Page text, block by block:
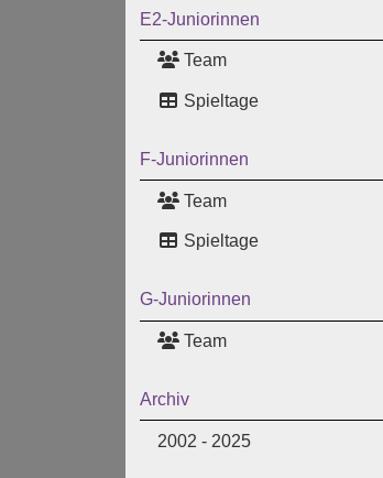
E2-Juniorinnen
Team
Spieltage
F-Juniorinnen
Team
Spieltage
G-Juniorinnen
Team
Archiv
2002 - 2025